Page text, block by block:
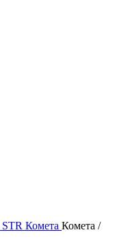
STR Комета Комета /